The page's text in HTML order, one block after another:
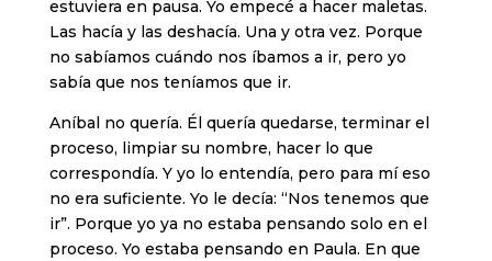
estuviera en pausa. Yo empecé a hacer maletas.
Las hacía y las deshacía. Una y otra vez. Porque
no sabíamos cuándo nos íbamos a ir, pero yo
sabía que nos teníamos que ir.
Aníbal no quería. Él quería quedarse, terminar el
proceso, limpiar su nombre, hacer lo que
correspondía. Y yo lo entendía, pero para mí eso
no era suficiente. Yo le decía: “Nos tenemos que
ir”. Porque yo ya no estaba pensando solo en el
proceso. Yo estaba pensando en Paula. En que